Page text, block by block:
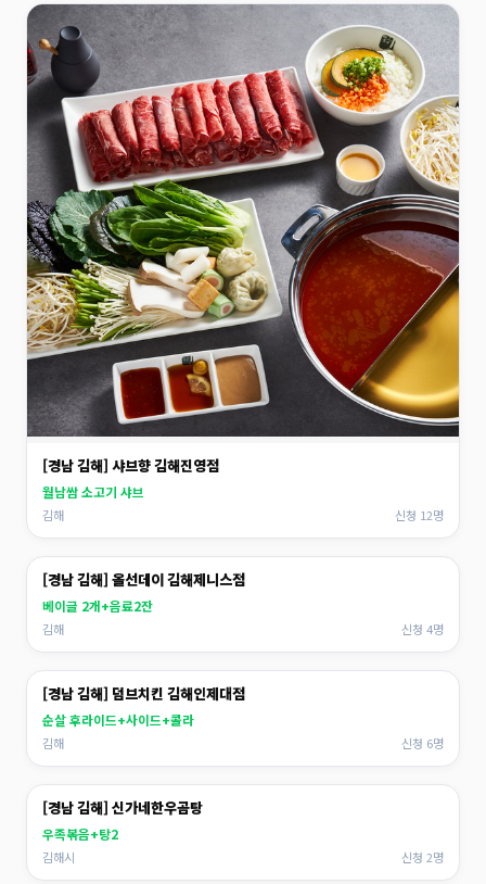
[경남 김해] 샤브향 김해진영점
월남쌈 소고기 샤브
김해 신청 12명
[경남 김해] 올선데이 김해제니스점
베이글 2개+음료2잔
김해 신청 4명
[경남 김해] 덤브치킨 김해인제대점
순살 후라이드+사이드+콜라
김해 신청 6명
[경남 김해] 신가네한우곰탕
우족볶음+탕2
김해시 신청 2명